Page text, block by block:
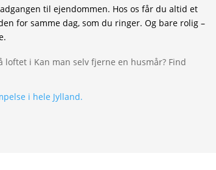
til ejendommen. Hos os får du altid et
for samme dag, som du ringer. Og bare rolig –
i hele Jylland.